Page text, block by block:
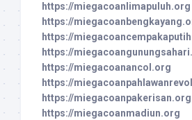
https://miegacoanlimapuluh.org
https://
https://
https://
https://miegacoanancol.org
https://
https://miegacoanpakerisan.org
https://miegacoanmadiun.org